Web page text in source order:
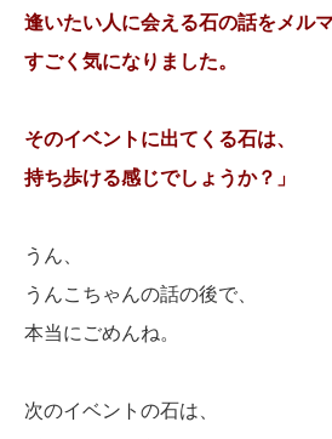
逢いたい人に会える石の話をメル
すごく気になりました。
そのイベントに出てくる石は、
持ち歩ける感じでしょうか？」
うん、
うんこちゃんの話の後で、
本当にごめんね。
次のイベントの石は、